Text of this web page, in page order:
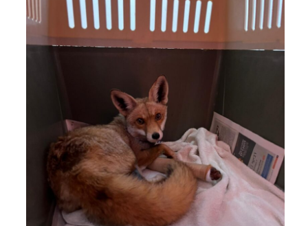
טיולים למבוגרים: ארץ אהבתי
המגזין – כל מה שקורה בטבע
מחנות קיץ
ארץ אהבתי – קבוצות טיולים למבוגרים